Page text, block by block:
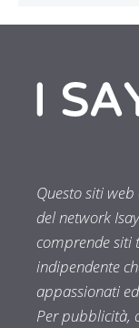
Questo siti web
del network
comprende siti
indipendente
appassionati
Per pubblicità,